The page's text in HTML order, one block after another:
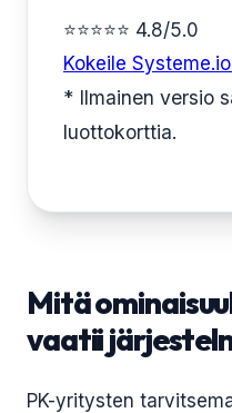
⭐⭐⭐⭐⭐ 4.8/5.0
Kokeile
* Ilmainen versio
luottokorttia.
Mitä
vaatii
PK-yritysten